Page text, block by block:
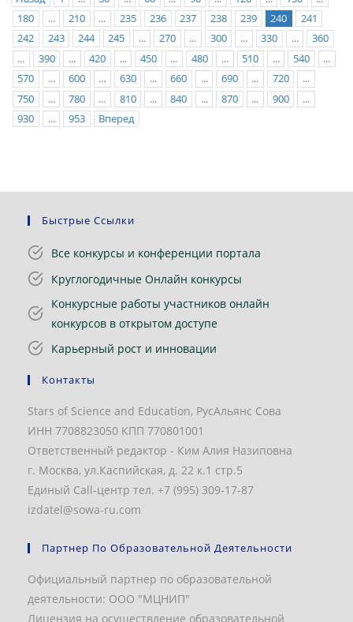
180
... 210 ... 235 236 237 238 239 240
241
242
243 244 245 ... 270 ... 300 ... 330 ...
360
...
390 ... 420 ... 450 ... 480 ... 510 ... 540
...
570
... 600 ... 630 ... 660 ... 690 ... 720
...
750
... 780 ... 810 ... 840 ... 870 ... 900
...
930
... 953 Вперед
Быстрые Ссылки
Все конкурсы и конференции портала
Круглогодичные Онлайн конкурсы
Конкурсные работы участников онлайн
конкурсов в открытом доступе
Карьерный рост и инновации
Контакты
Stars of Science and Education, РусАльянс Сова
ИНН 7708823050 КПП 770801001
Ответственный редактор - Ким Алия Назиповна
г. Москва, ул.Каспийская, д. 22 к.1 стр.5
Единый Call-центр тел. +7 (995) 309-17-87
izdatel@sowa-ru.com
Партнер По Образовательной Деятельности
Официальный партнер по образовательной
деятельности: ООО "МЦНИП"
Лицензия на осуществление образовательной